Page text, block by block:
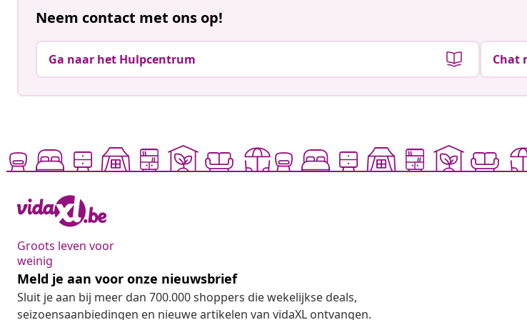
Neem contact met ons op!
Ga naar het Hulpcentrum Chat
Groots leven voor
weinig
Meld je aan voor onze nieuwsbrief
Sluit je aan bij meer dan 700.000 shoppers die wekelijkse deals,
seizoensaanbiedingen en nieuwe artikelen van vidaXL ontvangen.